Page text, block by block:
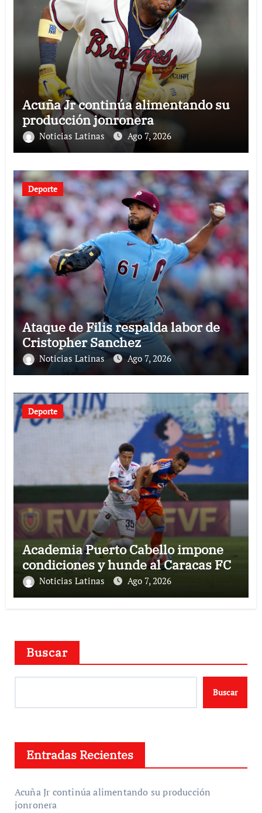
Acuña Jr continúa alimentando su
producción jonronera
Noticias Latinas Ago 7, 2026
Deporte
Ataque de Filis respalda labor de
Cristopher Sanchez
Noticias Latinas Ago 7, 2026
Deporte
Academia Puerto Cabello impone
condiciones y hunde al Caracas FC
Noticias Latinas Ago 7, 2026
Buscar
Buscar
Entradas Recientes
Acuña Jr continúa alimentando su producción
jonronera